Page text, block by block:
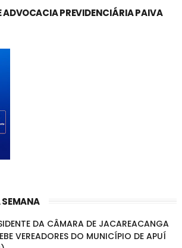
ADVOCACIA PREVIDENCIÁRIA PAIVA
SEMANA
DA CÂMARA DE JACAREACANGA
VEREADORES DO MUNICÍPIO DE APUÍ